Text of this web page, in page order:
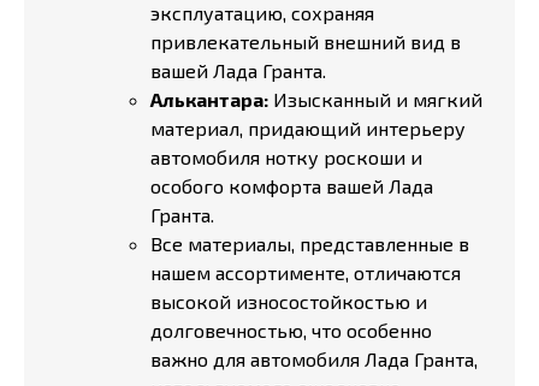
эксплуатацию, сохраняя
привлекательный внешний вид в
вашей Лада Гранта.
Алькантара: Изысканный и мягкий
материал, придающий интерьеру
автомобиля нотку роскоши и
особого комфорта вашей Лада
Гранта.
Все материалы, представленные в
нашем ассортименте, отличаются
высокой износостойкостью и
долговечностью, что особенно
важно для автомобиля Лада Гранта,